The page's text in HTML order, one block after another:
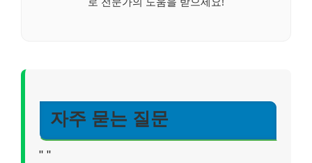
자주 묻는 질문
" "